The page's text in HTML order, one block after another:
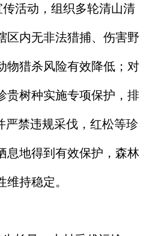
传活动，组织多轮清山清
区内无非法猎捕、伤害野
物猎杀风险有效降低；对
贵树种实施专项保护，排
严禁违规采伐，红松等珍
息地得到有效保护，森林
持稳定。